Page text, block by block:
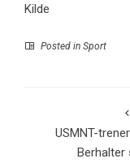
Kilde
Posted in Sport
USMNT-